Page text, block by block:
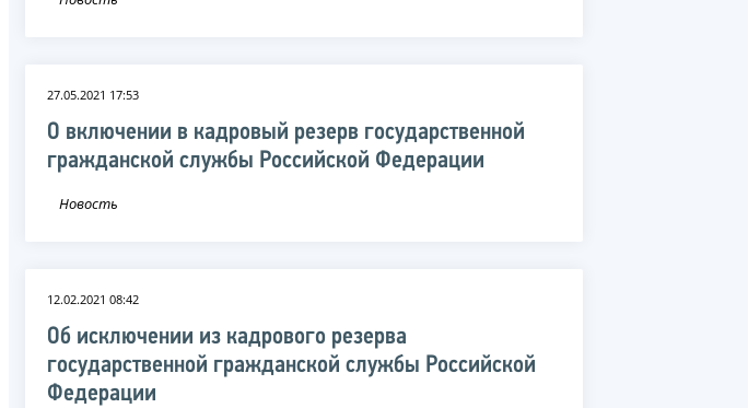
27.05.2021 17:53
О включении в кадровый резерв государственной
гражданской службы Российской Федерации
Новость
12.02.2021 08:42
Об исключении из кадрового резерва
государственной гражданской службы Российской
Федерации